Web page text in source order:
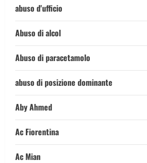
abuso d'ufficio
Abuso di alcol
Abuso di paracetamolo
abuso di posizione dominante
Aby Ahmed
Ac Fiorentina
Ac Mian